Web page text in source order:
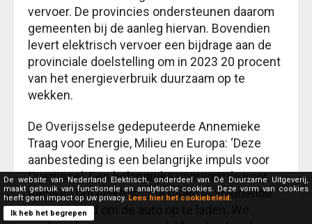
vervoer. De provincies ondersteunen daarom
gemeenten bij de aanleg hiervan. Bovendien
levert elektrisch vervoer een bijdrage aan de
provinciale doelstelling om in 2023 20 procent
van het energieverbruik duurzaam op te
wekken.
De Overijsselse gedeputeerde Annemieke
Traag voor Energie, Milieu en Europa: ‘Deze
aanbesteding is een belangrijke impuls voor
Overijssel. Een belangrijke voorwaarde voor
mensen om elektrisch te rijden is voldoende
mogelijkheid om de auto op te laden. We
De website van Nederland Elektrisch, onderdeel van Dé Duurzame Uitgeverij,
maakt gebruik van functionele en analytische cookies. Deze vorm van cookies
heeft geen impact op uw privacy. Lees hier het cookiebeleid.
Ik heb het begrepen